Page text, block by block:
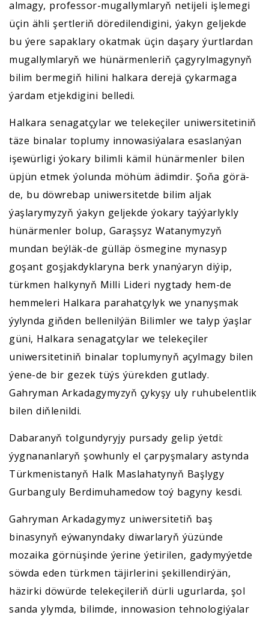
almagy, professor-mugallymlaryň netijeli işlemegi
üçin ähli şertleriň döredilendigini, ýakyn geljekde
bu ýere sapaklary okatmak üçin daşary ýurtlardan
mugallymlaryň we hünärmenleriň çagyrylmagynyň
bilim bermegiň hilini halkara derejä çykarmaga
ýardam etjekdigini belledi.
Halkara senagatçylar we telekeçiler uniwersitetiniň
täze binalar toplumy innowasiýalara esaslanýan
işewürligi ýokary bilimli kämil hünärmenler bilen
üpjün etmek ýolunda möhüm ädimdir. Şoňa görä-
de, bu döwrebap uniwersitetde bilim aljak
ýaşlarymyzyň ýakyn geljekde ýokary taýýarlykly
hünärmenler bolup, Garaşsyz Watanymyzyň
mundan beýläk-de gülläp ösmegine mynasyp
goşant goşjakdyklaryna berk ynanýaryn diýip,
türkmen halkynyň Milli Lideri nygtady hem-de
hemmeleri Halkara parahatçylyk we ynanyşmak
ýylynda giňden bellenilýän Bilimler we talyp ýaşlar
güni, Halkara senagatçylar we telekeçiler
uniwersitetiniň binalar toplumynyň açylmagy bilen
ýene-de bir gezek tüýs ýürekden gutlady.
Gahryman Arkadagymyzyň çykyşy uly ruhubelentlik
bilen diňlenildi.
Dabaranyň tolgundyryjy pursady gelip ýetdi:
ýygnananlaryň şowhunly el çarpyşmalary astynda
Türkmenistanyň Halk Maslahatynyň Başlygy
Gurbanguly Berdimuhamedow toý bagyny kesdi.
Gahryman Arkadagymyz uniwersitetiň baş
binasynyň eýwanyndaky diwarlaryň ýüzünde
mozaika görnüşinde ýerine ýetirilen, gadymyýetde
söwda eden türkmen täjirlerini şekillendirýän,
häzirki döwürde telekeçileriň dürli ugurlarda, şol
sanda ylymda, bilimde, innowasion tehnologiýalar